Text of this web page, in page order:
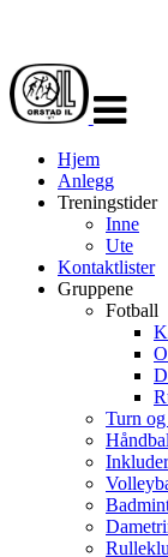
navigasjon
Hjem
Anlegg
Treningstider
Inne
Ute
Kontaktlister
Gruppene
Fotball
Turn